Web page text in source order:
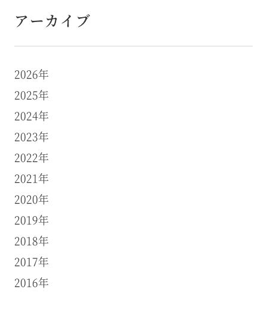
アーカイブ
2026年
2025年
2024年
2023年
2022年
2021年
2020年
2019年
2018年
2017年
2016年